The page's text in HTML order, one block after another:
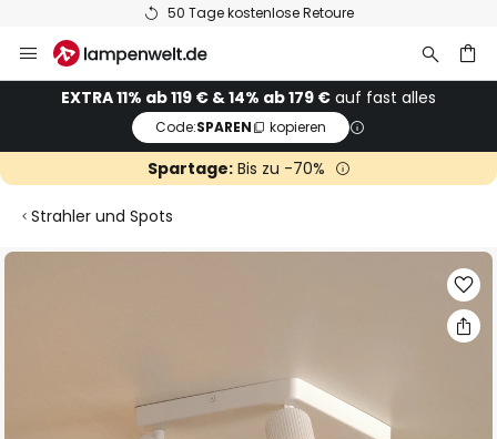
50 Tage kostenlose Retoure
Inhalt
springenEXTRA 11% ab 119 € & 14% ab 179 € auf fast alles
Code:SPAREN kopieren
Spartage:Bis zu -70%
Strahler und Spots
Zum